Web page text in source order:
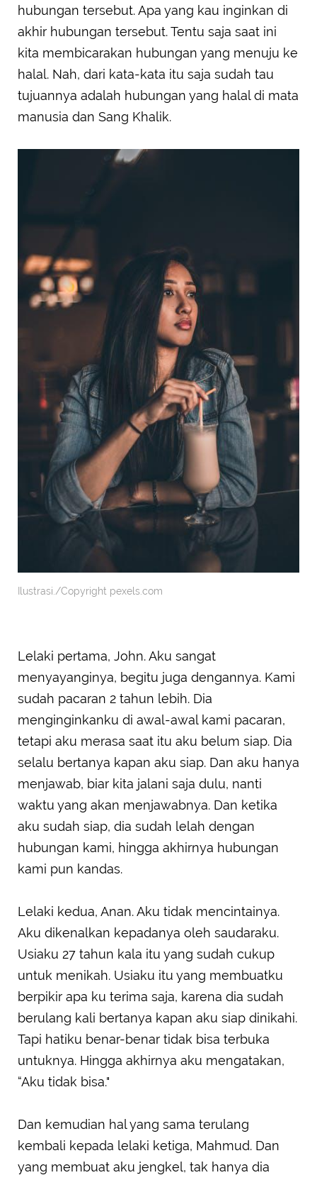
hubungan tersebut. Apa yang kau inginkan di
akhir hubungan tersebut. Tentu saja saat ini
kita membicarakan hubungan yang menuju ke
halal. Nah, dari kata-kata itu saja sudah tau
tujuannya adalah hubungan yang halal di mata
manusia dan Sang Khalik.
Ilustrasi./Copyright pexels.com
Lelaki pertama, John. Aku sangat
menyayanginya, begitu juga dengannya. Kami
sudah pacaran 2 tahun lebih. Dia
menginginkanku di awal-awal kami pacaran,
tetapi aku merasa saat itu aku belum siap. Dia
selalu bertanya kapan aku siap. Dan aku hanya
menjawab, biar kita jalani saja dulu, nanti
waktu yang akan menjawabnya. Dan ketika
aku sudah siap, dia sudah lelah dengan
hubungan kami, hingga akhirnya hubungan
kami pun kandas.
Lelaki kedua, Anan. Aku tidak mencintainya.
Aku dikenalkan kepadanya oleh saudaraku.
Usiaku 27 tahun kala itu yang sudah cukup
untuk menikah. Usiaku itu yang membuatku
berpikir apa ku terima saja, karena dia sudah
berulang kali bertanya kapan aku siap dinikahi.
Tapi hatiku benar-benar tidak bisa terbuka
untuknya. Hingga akhirnya aku mengatakan,
“Aku tidak bisa."
Dan kemudian hal yang sama terulang
kembali kepada lelaki ketiga, Mahmud. Dan
yang membuat aku jengkel, tak hanya dia